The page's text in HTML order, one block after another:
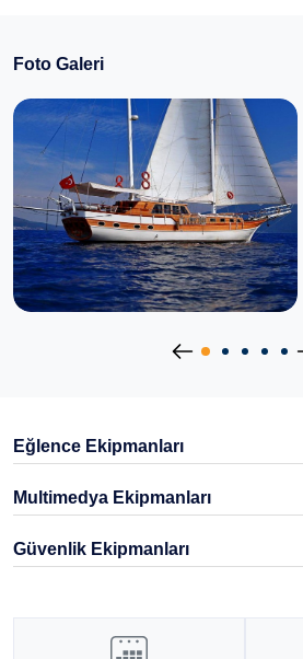
Foto Galeri
Eğlence Ekipmanları
Multimedya Ekipmanları
Güvenlik Ekipmanları